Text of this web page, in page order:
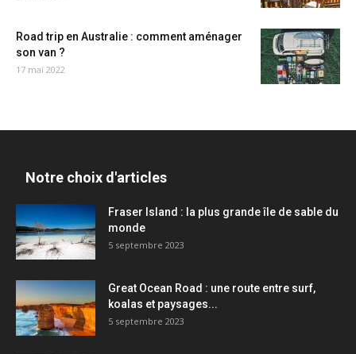
Road trip en Australie : comment aménager
son van ?
17 mai 2022
Notre choix d'articles
Fraser Island : la plus grande île de sable du
monde
5 septembre 2023
Great Ocean Road : une route entre surf,
koalas et paysages...
5 septembre 2023